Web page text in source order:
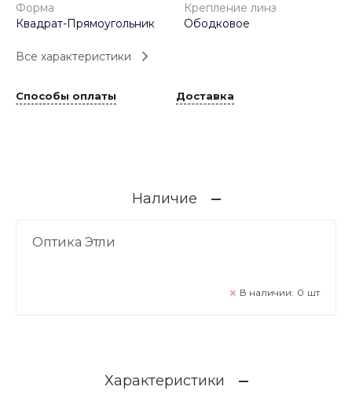
Форма
Квадрат-Прямоугольник
Крепление линз
Ободковое
Все характеристики
Способы оплаты Доставка
Наличие
Оптика Этли
В наличии: 0 шт
Характеристики